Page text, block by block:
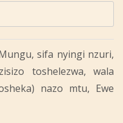
sifa nyingi nzuri,
toshelezwa, wala
nazo mtu, Ewe